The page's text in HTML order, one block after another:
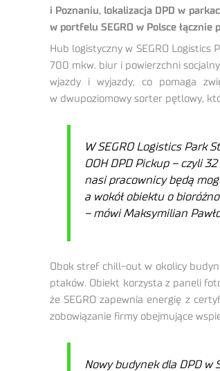
i Poznaniu, lokalizacja DPD w
w portfelu SEGRO w Polsce łącznie
Hub logistyczny w SEGRO
700 mkw. biur i powierzchni
wjazdy i wyjazdy, co pomaga
w dwupoziomowy sorter pętlowy,
W SEGRO Logistics Park
OOH DPD Pickup – czyli
nasi pracownicy będą
a wokół obiektu o
– mówi Maksymilian
Obok stref chill-out w okolicy
ptaków. Obiekt korzysta z paneli
że SEGRO zapewnia energię z
zobowiązanie firmy obejmujące
Nowy budynek dla DPD w